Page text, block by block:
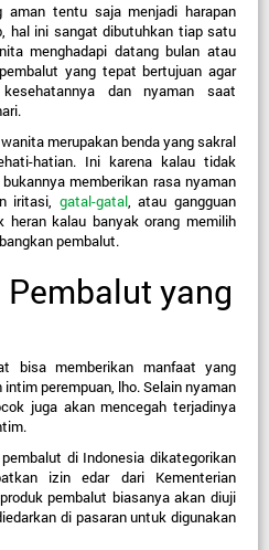
aman tentu saja menjadi harapan
hal ini sangat dibutuhkan tiap satu
menghadapi datang bulan atau
yang tepat bertujuan agar
dan nyaman saat
merupakan benda yang sakral
hatian. Ini karena kalau tidak
memberikan rasa nyaman
iritasi, gatal-gatal, atau gangguan
heran kalau banyak orang memilih
pembalut.
yang
bisa memberikan manfaat yang
perempuan, lho. Selain nyaman
juga akan mencegah terjadinya
di Indonesia dikategorikan
izin edar dari Kementerian
pembalut biasanya akan diuji
di pasaran untuk digunakan